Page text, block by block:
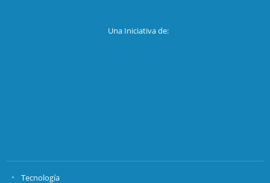
Una Iniciativa de:
Tecnología